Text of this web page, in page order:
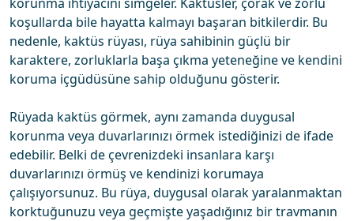
koşullarda bile hayatta kalmayı başaran bitkilerdir. Bu
nedenle, kaktüs rüyası, rüya sahibinin güçlü bir
karaktere, zorluklarla başa çıkma yeteneğine ve kendini
koruma içgüdüsüne sahip olduğunu gösterir.
Rüyada kaktüs görmek, aynı zamanda duygusal
korunma veya duvarlarınızı örmek istediğinizi de ifade
edebilir. Belki de çevrenizdeki insanlara karşı
duvarlarınızı örmüş ve kendinizi korumaya
çalışıyorsunuz. Bu rüya, duygusal olarak yaralanmaktan
korktuğunuzu veya geçmişte yaşadığınız bir travmanın